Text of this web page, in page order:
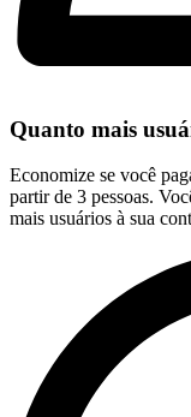
Quanto mais
Economize se você
partir de 3 pessoas.
mais usuários à sua